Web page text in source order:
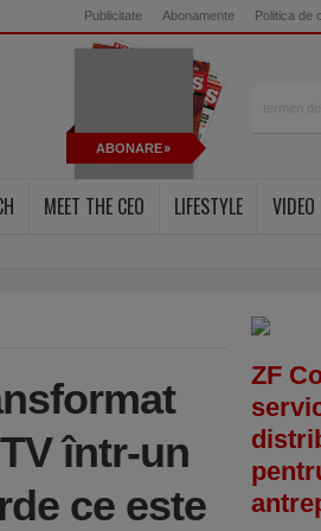
Publicitate Abonamente Politica de
ABONARE
MEET THE CEO LIFESTYLE VIDEO
într-un
ce este
ZF